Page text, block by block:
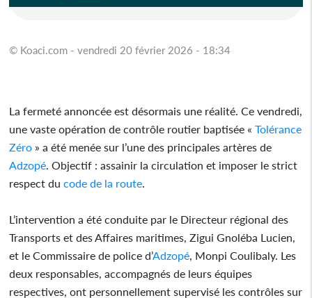
© Koaci.com - vendredi 20 février 2026 - 18:34
La fermeté annoncée est désormais une réalité. Ce vendredi,
une vaste opération de contrôle routier baptisée « Tolérance
Zéro » a été menée sur l’une des principales artères de
Adzopé . Objectif : assainir la circulation et imposer le strict
respect du code de la route
L’intervention a été conduite par le Directeur régional des
Transports et des Affaires maritimes, Zigui Gnoléba Lucien,
et le Commissaire de police d’Adzopé , Monpi Coulibaly. Les
deux responsables, accompagnés de leurs équipes
respectives, ont personnellement supervisé les contrôles sur